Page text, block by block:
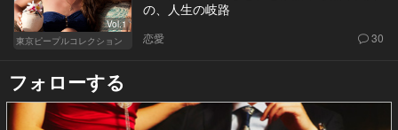
Vol.1
東京ピープルコレクション
の、人生の岐路
恋愛 30
フォローする